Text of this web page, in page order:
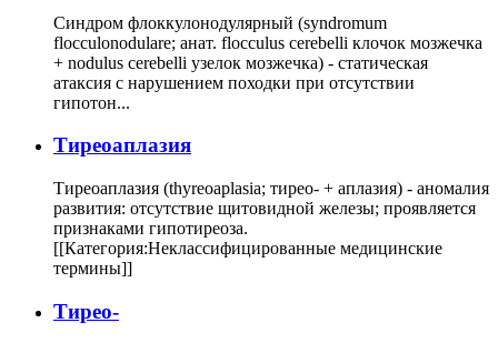
Синдром флоккулонодулярный (syndromum
flocculonodulare; анат. flocculus cerebelli клочок мозжечка
+ nodulus cerebelli узелок мозжечка) - статическая
атаксия с нарушением походки при отсутствии
гипотон...
Тиреоаплазия
Тиреоаплазия (thyreoaplasia; тирео- + аплазия) - аномалия
развития: отсутствие щитовидной железы; проявляется
признаками гипотиреоза.
[[Категория:Неклассифицированные медицинские
термины]]
Тирео-